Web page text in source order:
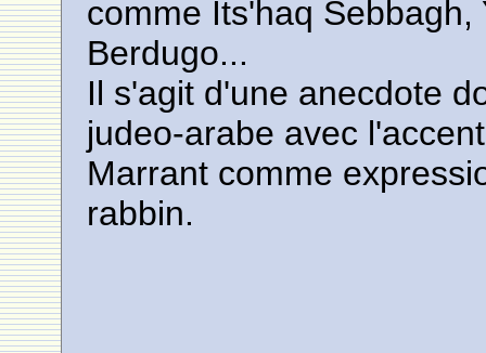
comme Its'haq
Berdugo...
Il s'agit d'une anecdote
judeo-arabe avec
Marrant comme
rabbin.